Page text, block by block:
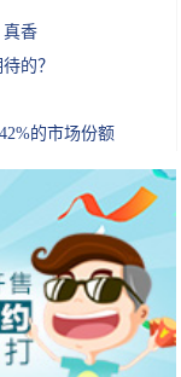
真香
的？
的市场份额